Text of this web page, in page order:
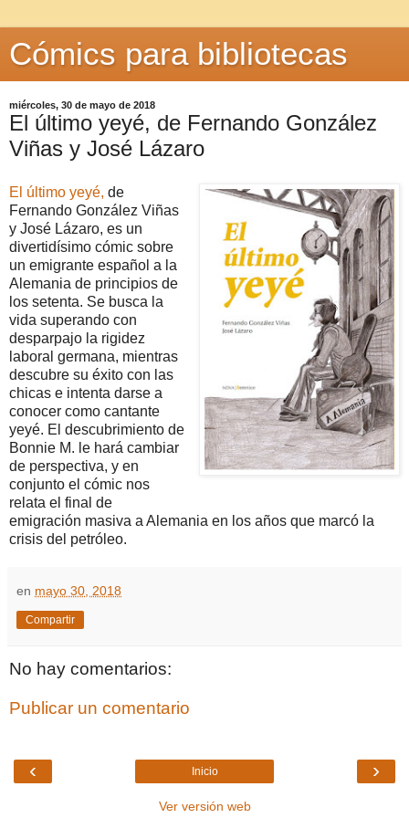
Cómics para bibliotecas
miércoles, 30 de mayo de 2018
El último yeyé, de Fernando González
Viñas y José Lázaro
El último yeyé, de
Fernando González Viñas
y José Lázaro, es un
divertidísimo cómic sobre
un emigrante español a la
Alemania de principios de
los setenta. Se busca la
vida superando con
desparpajo la rigidez
laboral germana, mientras
descubre su éxito con las
chicas e intenta darse a
conocer como cantante
yeyé. El descubrimiento de
Bonnie M. le hará cambiar
de perspectiva, y en
conjunto el cómic nos
relata el final de
emigración masiva a Alemania en los años que marcó la
crisis del petróleo.
en mayo 30, 2018
Compartir
No hay comentarios:
Publicar un comentario
‹ ›
Inicio
Ver versión web